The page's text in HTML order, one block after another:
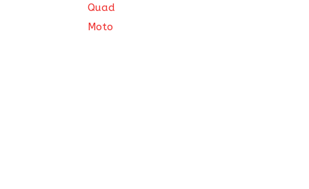
Quad
Moto